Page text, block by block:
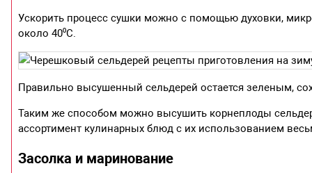
Ускорить процесс сушки можно с помощью духовки,
около 40⁰С.
Правильно высушенный сельдерей остается зеленым,
Таким же способом можно высушить корнеплоды
ассортимент кулинарных блюд с их использованием
Засолка и маринование